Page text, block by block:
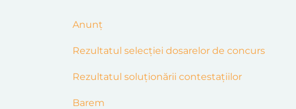
Anunț
Rezultatul selecţiei dosarelor de concurs
Rezultatul soluționării contestațiilor
Barem